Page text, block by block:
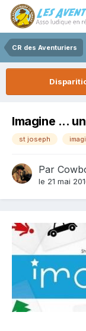
CR des Aventuriers
Imagine ...
st joseph
Par
le 21 mai